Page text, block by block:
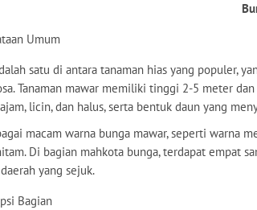
Umum
satu di antara tanaman hias yang populer,
Tanaman mawar memiliki tinggi 2-5 meter
licin, dan halus, serta bentuk daun yang
macam warna bunga mawar, seperti warna
Di bagian mahkota bunga, terdapat empat
yang sejuk.
Bagian